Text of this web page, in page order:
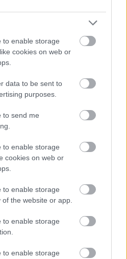
to enable storage
cookies on web or
data to be sent to
purposes.
to send me
to enable storage
cookies on web or
to enable storage
the website or app.
to enable storage
to enable storage
όψη που λύνει κάθε